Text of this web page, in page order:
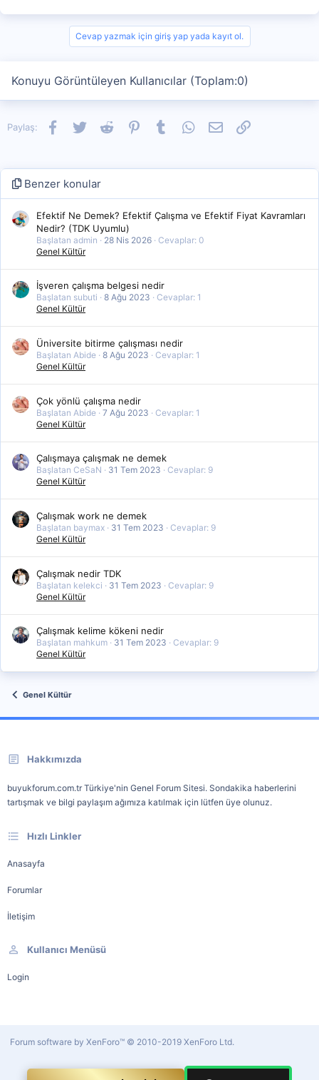
Cevap yazmak için giriş yap yada kayıt ol.
Konuyu Görüntüleyen Kullanıcılar (Toplam:0)
Paylaş: Facebook
TwitterReddit PinterestTumblrWhatsApp
E-postaLink
Benzer konular
Efektif Ne Demek? Efektif Çalışma ve Efektif Fiyat Kavramları
Nedir? (TDK Uyumlu)
Başlatan admin 28 Nis 2026 Cevaplar: 0
Genel Kültür
İşveren çalışma belgesi nedir
Başlatan subuti 8 Ağu 2023
Cevaplar: 1
Genel Kültür
Üniversite bitirme çalışması nedir
Başlatan Abide 8 Ağu 2023
Cevaplar: 1
Genel Kültür
Çok yönlü çalışma nedir
Başlatan Abide 7 Ağu 2023
Cevaplar: 1
Genel Kültür
Çalışmaya çalışmak ne demek
Başlatan CeSaN 31 Tem 2023
Cevaplar: 9
Genel Kültür
Çalışmak work ne demek
Başlatan baymax 31 Tem 2023
Cevaplar: 9
Genel Kültür
Çalışmak nedir TDK
Başlatan kelekci 31 Tem 2023
Cevaplar: 9
Genel Kültür
Çalışmak kelime kökeni nedir
Başlatan mahkum 31 Tem 2023
Cevaplar: 9
Genel Kültür
Genel Kültür
Hakkımızda
buyukforum.com.tr Türkiye'nin Genel Forum Sitesi. Sondakika haberlerini
tartışmak ve bilgi paylaşım ağımıza katılmak için lütfen üye olunuz.
Hızlı Linkler
Anasayfa
Forumlar
İletişim
Kullanıcı Menüsü
Login
Forum software by XenForo™ © 2010-2019 XenForo Ltd.